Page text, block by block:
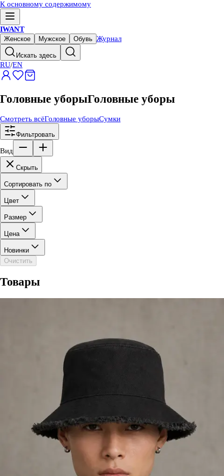
К основному содержимому
IWANT
Женское Мужское Обувь Журнал
Искать здесь
RU/EN
Головные уборыГоловные уборы
Смотреть всёГоловные уборыСумки
Фильтровать
Вид
Скрыть
Сортировать по
Цвет
Размер
Цена
Новинки
Очистить
Товары